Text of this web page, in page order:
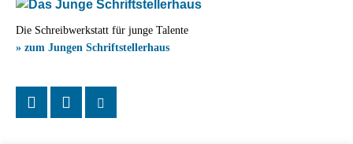
Die Schreibwerkstatt für junge Talente
» zum Jungen Schriftstellerhaus